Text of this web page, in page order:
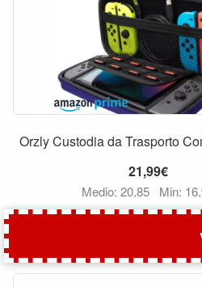
Orzly Custodia da Trasporto
21,99€
Medio: 20,85 Min: